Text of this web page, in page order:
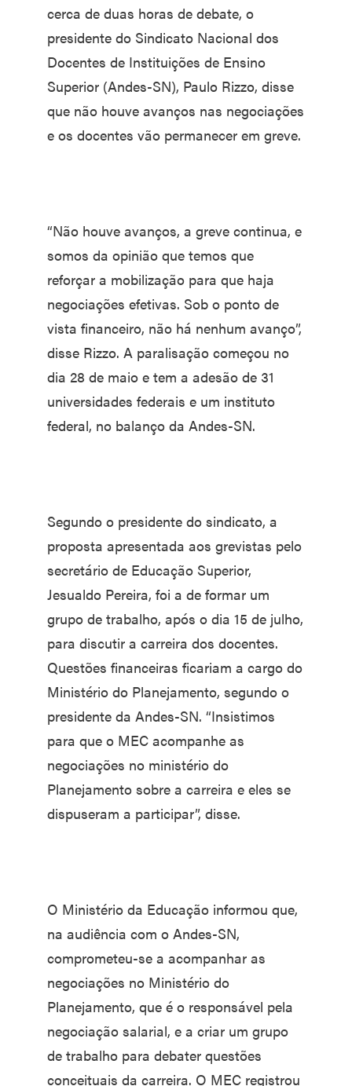
cerca de duas horas de debate, o
presidente do Sindicato Nacional dos
Docentes de Instituições de Ensino
Superior (Andes-SN), Paulo Rizzo, disse
que não houve avanços nas negociações
e os docentes vão permanecer em greve.
“Não houve avanços, a greve continua, e
somos da opinião que temos que
reforçar a mobilização para que haja
negociações efetivas. Sob o ponto de
vista financeiro, não há nenhum avanço”,
disse Rizzo. A paralisação começou no
dia 28 de maio e tem a adesão de 31
universidades federais e um instituto
federal, no balanço da Andes-SN.
Segundo o presidente do sindicato, a
proposta apresentada aos grevistas pelo
secretário de Educação Superior,
Jesualdo Pereira, foi a de formar um
grupo de trabalho, após o dia 15 de julho,
para discutir a carreira dos docentes.
Questões financeiras ficariam a cargo do
Ministério do Planejamento, segundo o
presidente da Andes-SN. “Insistimos
para que o MEC acompanhe as
negociações no ministério do
Planejamento sobre a carreira e eles se
dispuseram a participar”, disse.
O Ministério da Educação informou que,
na audiência com o Andes-SN,
comprometeu-se a acompanhar as
negociações no Ministério do
Planejamento, que é o responsável pela
negociação salarial, e a criar um grupo
de trabalho para debater questões
conceituais da carreira. O MEC registrou